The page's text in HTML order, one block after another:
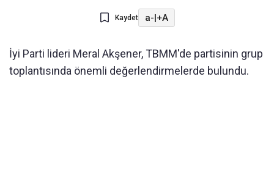
Kaydet a-|+A
İyi Parti lideri Meral Akşener, TBMM'de partisinin grup
toplantısında önemli değerlendirmelerde bulundu.